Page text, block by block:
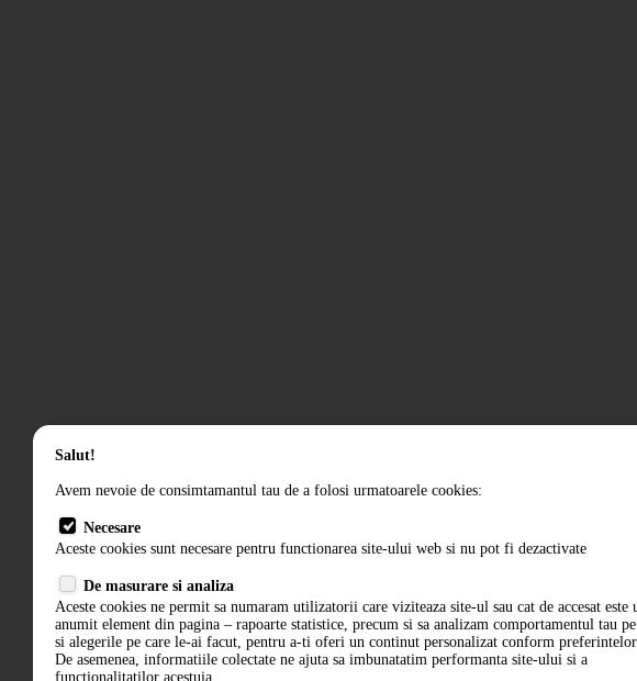
Salut!
Avem nevoie de consimtamantul tau de a folosi urmatoarele cookies:
Necesare
Aceste cookies sunt necesare pentru functionarea site-ului web si nu pot fi dezactivate
De masurare si analiza
Aceste cookies ne permit sa numaram utilizatorii care viziteaza site-ul sau cat de accesat este
anumit element din pagina – rapoarte statistice, precum si sa analizam comportamentul tau
si alegerile pe care le-ai facut, pentru a-ti oferi un continut personalizat conform
De asemenea, informatiile colectate ne ajuta sa imbunatatim performanta site-ului si a
functionalitatilor acestuia.